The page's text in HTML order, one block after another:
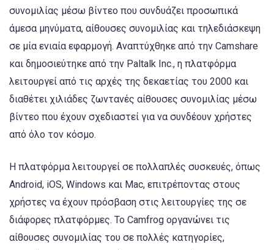
συνομιλίας μέσω βίντεο που συνδυάζει προσωπικά
άμεσα μηνύματα, αίθουσες συνομιλίας και τηλεδιάσκεψη
σε μία ενιαία εφαρμογή. Αναπτύχθηκε από την Camshare
και δημοσιεύτηκε από την Paltalk Inc., η πλατφόρμα
λειτουργεί από τις αρχές της δεκαετίας του 2000 και
διαθέτει χιλιάδες ζωντανές αίθουσες συνομιλίας μέσω
βίντεο που έχουν σχεδιαστεί για να συνδέουν χρήστες
από όλο τον κόσμο.
Η πλατφόρμα λειτουργεί σε πολλαπλές συσκευές, όπως
Android, iOS, Windows και Mac, επιτρέποντας στους
χρήστες να έχουν πρόσβαση στις λειτουργίες της σε
διάφορες πλατφόρμες. Το Camfrog οργανώνει τις
αίθουσες συνομιλίας του σε πολλές κατηγορίες,